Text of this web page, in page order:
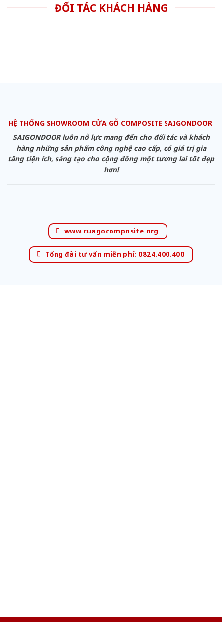
ĐỐI TÁC KHÁCH HÀNG
HỆ THỐNG SHOWROOM CỬA GỖ COMPOSITE SAIGONDOOR
SAIGONDOOR luôn nỗ lực mang đến cho đối tác và khách
hàng những sản phẩm công nghệ cao cấp, có giá trị gia
tăng tiện ích, sáng tạo cho cộng đồng một tương lai tốt đẹp
hơn!
www.cuagocomposite.org
Tổng đài tư vấn miễn phí: 0824.400.400